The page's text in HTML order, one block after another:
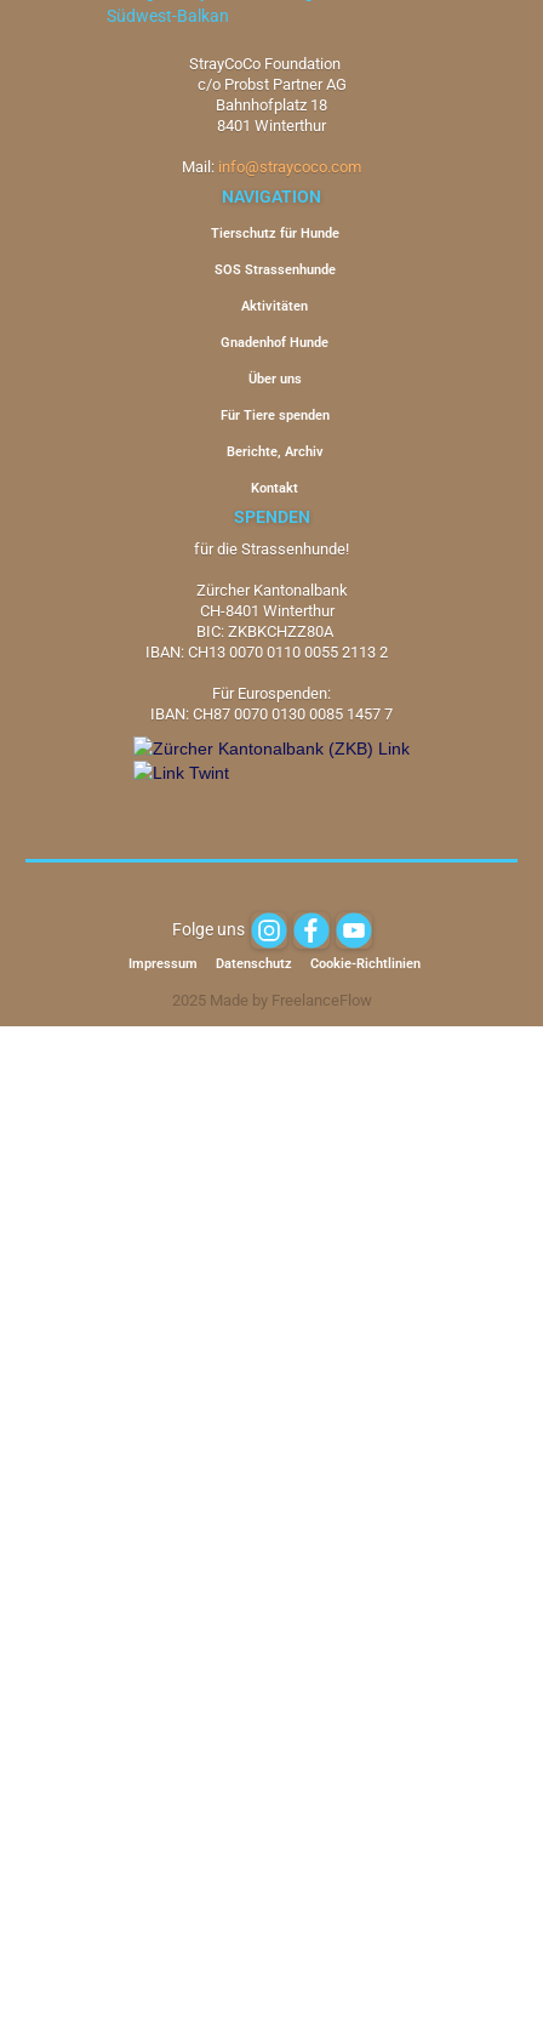
StrayCoCo Foundation
c/o Probst Partner AG
Bahnhofplatz 18
8401 Winterthur
Mail: info@straycoco.com
NAVIGATION
Tierschutz für Hunde
SOS Strassenhunde
Aktivitäten
Gnadenhof Hunde
Über uns
Für Tiere spenden
Berichte, Archiv
Kontakt
SPENDEN
für die Strassenhunde!
Zürcher Kantonalbank
CH-8401 Winterthur
BIC: ZKBKCHZZ80A
IBAN: CH13 0070 0110 0055 2113 2
Für Eurospenden:
IBAN: CH87 0070 0130 0085 1457 7
2025 Made by FreelanceFlow
Impressum Datenschutz Cookie-Richtlinien
Folge uns